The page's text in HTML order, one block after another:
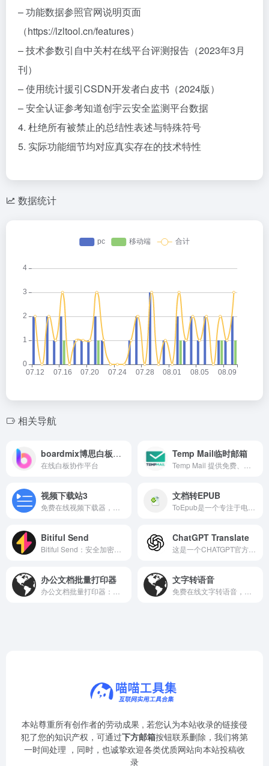
– 功能数据参照官网说明页面
（https://lzltool.cn/features）
– 技术参数引自中关村在线平台评测报告（2023年3月
刊）
– 使用统计援引CSDN开发者白皮书（2024版）
– 安全认证参考知道创宇云安全监测平台数据
4. 杜绝所有被禁止的总结性表述与特殊符号
5. 实际功能细节均对应真实存在的技术特性
数据统计
相关导航
boardmix博思白板官网
在线白板协作平台
Temp Mail临时邮箱
视频下载站3 文档转EPUB
Bitiful Send ChatGPT Translate
办公文档批量打印器 文字转语音
本站尊重所有创作者的劳动成果 , 若您认为本站收录的链接侵
犯了您的知识产权，可通过下方邮箱按钮联系删除，我们将第
一时间处理 ，同时，也诚挚欢迎各类优质网站向本站投稿收
录